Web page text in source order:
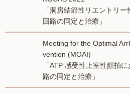
「洞房結節性リエントリ
回路の同定と治療」
Meeting for the Optimal
vention (MOAI)
「ATP 感受性上室性頻拍
路の同定と治療」